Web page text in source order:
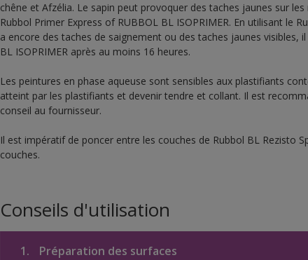
chêne et Afzélia. Le sapin peut provoquer des taches jaunes sur
Rubbol Primer Express of RUBBOL BL ISOPRIMER. En utilisant le
a encore des taches de saignement ou des taches jaunes visibles,
BL ISOPRIMER après au moins 16 heures.
Les peintures en phase aqueuse sont sensibles aux plastifiants
atteint par les plastifiants et devenir tendre et collant. Il est
conseil au fournisseur.
Il est impératif de poncer entre les couches de Rubbol BL Rezisto
couches.
Conseils d'utilisation
1. Préparation des surfaces